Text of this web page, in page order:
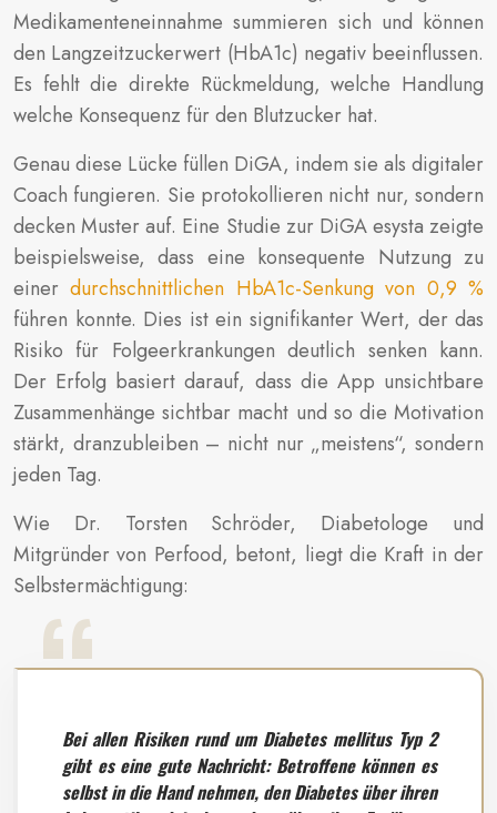
Medikamenteneinnahme summieren sich und können
den Langzeitzuckerwert (HbA1c) negativ beeinflussen.
Es fehlt die direkte Rückmeldung, welche Handlung
welche Konsequenz für den Blutzucker hat.
Genau diese Lücke füllen DiGA, indem sie als digitaler
Coach fungieren. Sie protokollieren nicht nur, sondern
decken Muster auf. Eine Studie zur DiGA esysta zeigte
beispielsweise, dass eine konsequente Nutzung zu
einerdurchschnittlichen HbA1c-Senkung von 0,9 %
führen konnte. Dies ist ein signifikanter Wert, der das
Risiko für Folgeerkrankungen deutlich senken kann.
Der Erfolg basiert darauf, dass die App unsichtbare
Zusammenhänge sichtbar macht und so die Motivation
stärkt, dranzubleiben – nicht nur „meistens“, sondern
jeden Tag.
Wie Dr. Torsten Schröder, Diabetologe und
Mitgründer von Perfood, betont, liegt die Kraft in der
Selbstermächtigung:
Bei allen Risiken rund um Diabetes mellitus Typ 2
gibt es eine gute Nachricht: Betroffene können es
selbst in die Hand nehmen, den Diabetes über ihren